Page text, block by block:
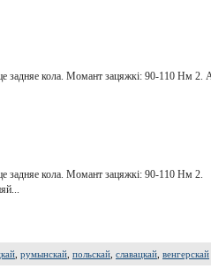
задняе кола. Момант зацяжкі: 90-110 Нм 2.
задняе кола. Момант зацяжкі: 90-110 Нм 2.
румынскай польскай славацкай венгерскай